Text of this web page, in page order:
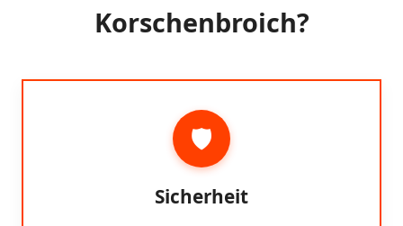
Korschenbroich?
🛡️
Sicherheit